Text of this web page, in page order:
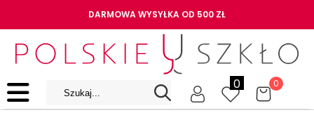
DARMOWA WYSYŁKA OD 500 ZŁ
0 0